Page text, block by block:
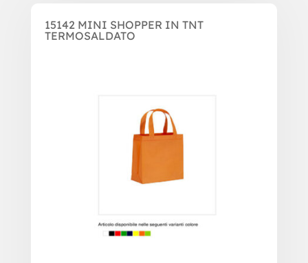
15142 MINI SHOPPER IN TNT
TERMOSALDATO